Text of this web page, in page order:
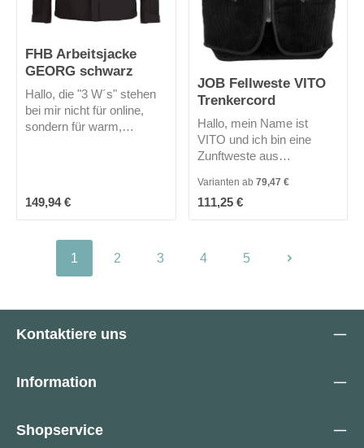
FHB Arbeitsjacke
GEORG schwarz
Hallo, die "3 W´s" stehen
bei mir nicht für online,
sondern für warm,
für Outdoor-Tätigkeiten.
Ich bin zudem ein
Leichtgewicht mit meinen
260 g/m² und bestehe aus
100% Polyester. Meine
Regulärer Preis:
149,94 €
JOB Fellweste VITO
Trenkercord
Hallo, mein Name ist
VITO und ich bin eine
Zunftweste aus
Außen und 2
Innentaschen und habe
einen verlängerten
hält dich schön warm.
Varianten ab 79,47 €
Regulärer Preis:
111,25 €
Seite
1
Seite
2
Seite
3
Seite
4
Seite
5
Kontaktiere uns
Information
Shopservice